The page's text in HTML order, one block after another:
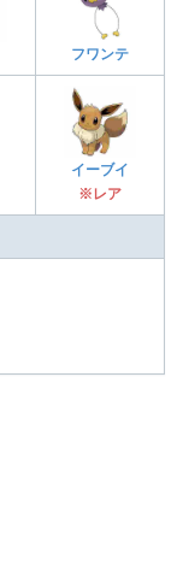
フワンテ
イーブイ
※レア